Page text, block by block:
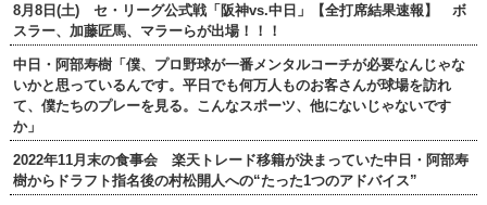
8月8日(土) セ・リーグ公式戦「阪神vs.中日」【全打席結果速報】 ボ
スラー、加藤匠馬、マラーらが出場！！！
中日・阿部寿樹「僕、プロ野球が一番メンタルコーチが必要なんじゃな
いかと思っているんです。平日でも何万人ものお客さんが球場を訪れ
て、僕たちのプレーを見る。こんなスポーツ、他にないじゃないです
か」
2022年11月末の食事会 楽天トレード移籍が決まっていた中日・阿部寿
樹からドラフト指名後の村松開人への“たった1つのアドバイス”